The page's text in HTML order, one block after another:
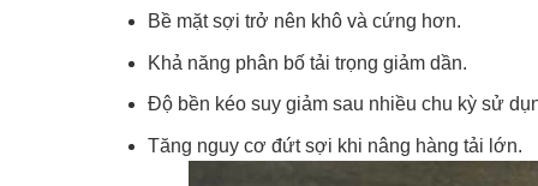
Bề mặt sợi trở nên khô và cứng hơn.
Khả năng phân bố tải trọng giảm dần.
Độ bền kéo suy giảm sau nhiều chu kỳ sử
Tăng nguy cơ đứt sợi khi nâng hàng tải lớn.